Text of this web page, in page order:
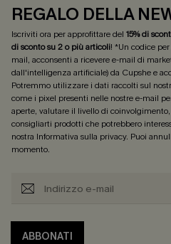
REGALO DELLA
Iscriviti ora per approfittare del 15% di
di sconto su 2 o più articoli! *Un codice
mail, acconsenti a ricevere e-mail di
dall'intelligenza artificiale) da Cupshe e
Potremmo utilizzare i dati raccolti sul
come i pixel presenti nelle nostre e-mail
aperte, valutare il livello di
consigliarti prodotti che potrebbero
nostra Informativa sulla privacy. Puoi
momento.
ABBONATI